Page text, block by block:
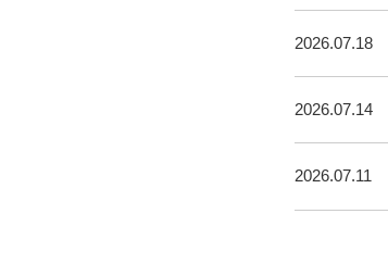
2026.07.18
2026.07.14
2026.07.11